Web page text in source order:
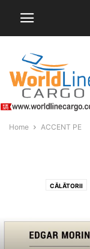
Home ACCENT PE
CĂLĂTORII